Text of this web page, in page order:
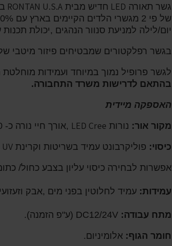
גשר תאורה LED חדיש מבית RONTAN U.S.A
יום/לילה למניעת סנוור הנהגים ,יכולת
בגשר רפלקטורים שמבטיחים פיזור מיטבי של
לגשר פרופיל נמוך במיוחד ועמידות מוחלטת
בהתאם לדרישות משרד התחבורה.
האספקה מיידית
מקור אור: נורות LED Cree ,אורך חיי נורה כ- 100.000 שעות.
כיסוי: פוליקרבונט עמיד בשריטות וקרינת UV
אפשרות לבחירה כיסוי עליון בצבע כחול/
עמידות: עמיד לחלוטין בפני מים ,אבק
מתח עבודה: DC12/24V (ע"פ הזמנה).
חומר הגוף: אלומיניום.